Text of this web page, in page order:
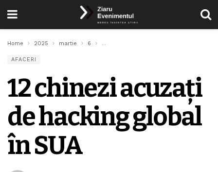
Home 2025 martie 6 12 chinezi acuzați de hacking global în
AFACERI
12 chinezi acuzați
de hacking global
în SUA